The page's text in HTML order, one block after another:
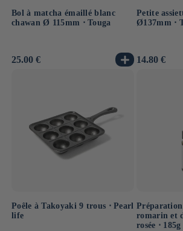
Bol à matcha émaillé blanc
chawan Ø 115mm ⋅ Touga
Prix
25.00 €
Petite
Ø137mm ⋅
Prix
14.80 €
Poêle à Takoyaki 9 trous ⋅ Pearl
life
Préparation
romarin et
rosée ⋅ 185g